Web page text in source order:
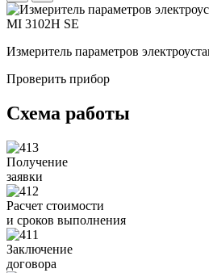
MI 3102H SE
Измеритель параметров
Проверить прибор
Схема работы
Получение
заявки
Расчет стоимости
и сроков выполнения
Заключение
договора